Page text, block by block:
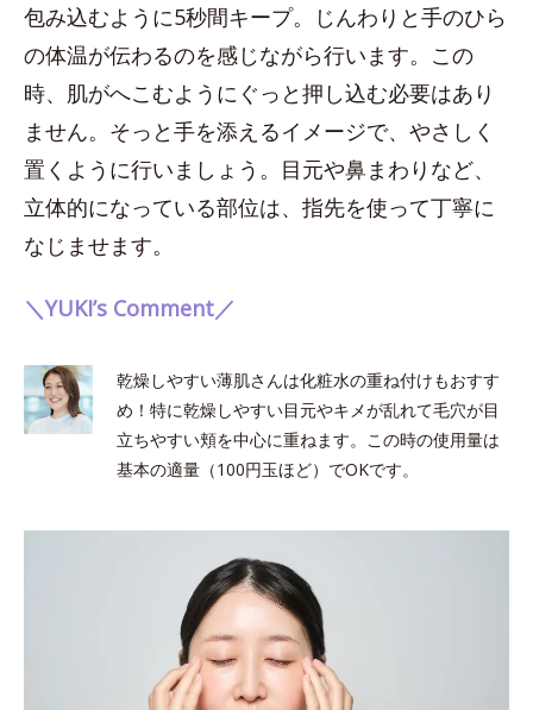
包み込むように5秒間キープ。じんわりと手のひら
の体温が伝わるのを感じながら行います。この
時、肌がへこむようにぐっと押し込む必要はあり
ません。そっと手を添えるイメージで、やさしく
置くように行いましょう。目元や鼻まわりなど、
立体的になっている部位は、指先を使って丁寧に
なじませます。
＼YUKI’s Comment／
乾燥しやすい薄肌さんは化粧水の重ね付けもおすす
め！特に乾燥しやすい目元やキメが乱れて毛穴が目
立ちやすい頬を中心に重ねます。この時の使用量は
基本の適量（100円玉ほど）でOKです。